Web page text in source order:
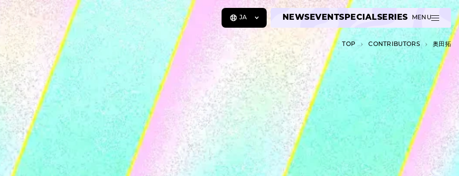
JA
JA
ZH
NEWS EVENTSPECIALSERIES MENU
TOP C­O­N­T­R­I­B­U­T­O­R­S 奥田拓